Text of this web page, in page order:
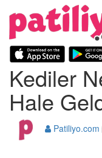
Kediler
Hale
Patiliyo.com